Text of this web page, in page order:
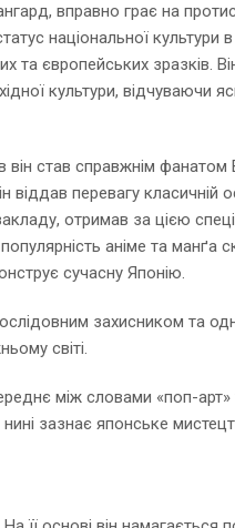
вправно грає на
національної культури в
європейських зразків.
культури, відчуваючи
він став справжнім
перевагу класичній
отримав за цією
аніме та манґа
сучасну Японію.
захисником та
світі.
між словами «поп-
зазнає японське